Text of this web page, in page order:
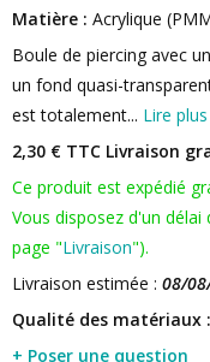
Matière : Acrylique
Boule de piercing avec
un fond quasi-
est totalement... Lire plus
2,30 € TTC Livraison
Ce produit est expédié
Vous disposez d'un
page "Livraison").
Livraison estimée : 08/
Qualité des matériaux :
+ Poser une question